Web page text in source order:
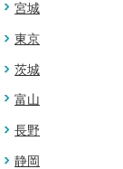
宮城
東京
茨城
富山
長野
静岡